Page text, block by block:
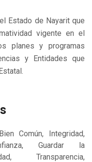
Estado de Nayarit que
vigente en el
planes y programas
y Entidades que
Común, Integridad,
Guardar la
Transparencia,